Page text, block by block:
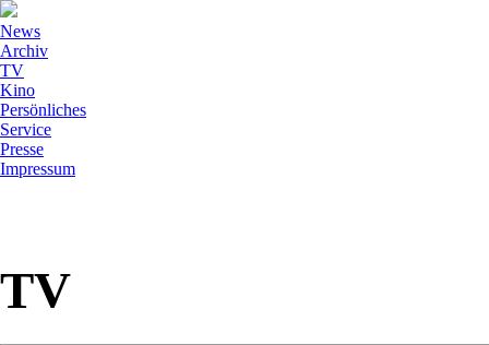
News
Archiv
TV
Kino
Persönliches
Service
Presse
Impressum
TV